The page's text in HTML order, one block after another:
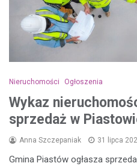
Nieruchomości Ogłoszenia
Wykaz
sprzedaż w
Anna Szczepaniak 31 lipca
Gmina Piastów ogłasza